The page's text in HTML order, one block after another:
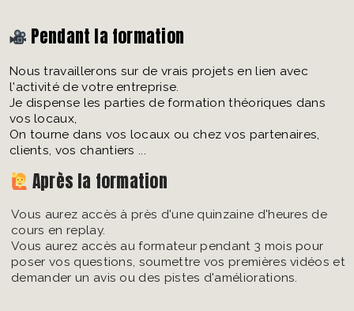
Pendant la formation
Nous travaillerons sur de vrais projets en lien avec
l'activité de votre entreprise.
Je dispense les parties de formation théoriques dans
vos locaux,
On tourne dans vos locaux ou chez vos partenaires,
clients, vos chantiers ...
Après la formation
Vous aurez accès à près d'une quinzaine d'heures de
cours en replay.
Vous aurez accès au formateur pendant 3 mois pour
poser vos questions, soumettre vos premières vidéos et
demander un avis ou des pistes d'améliorations.